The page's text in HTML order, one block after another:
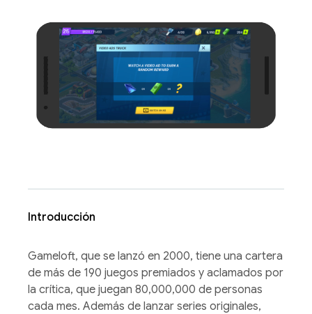
Introducción
Gameloft, que se lanzó en 2000, tiene una cartera
de más de 190 juegos premiados y aclamados por
la crítica, que juegan 80,000,000 de personas
cada mes. Además de lanzar series originales,